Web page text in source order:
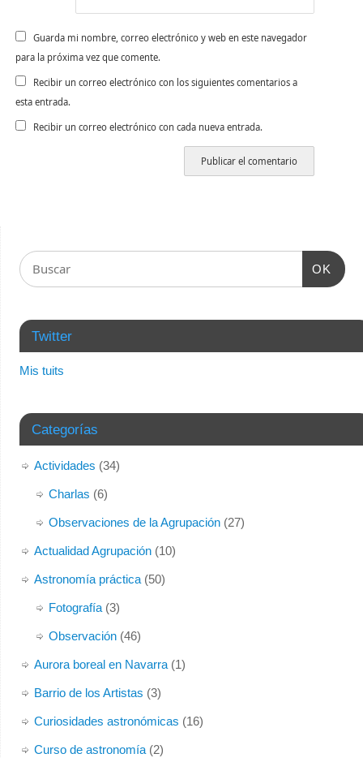
Guarda mi nombre, correo electrónico y web en este navegador
para la próxima vez que comente.
Recibir un correo electrónico con los siguientes comentarios a
esta entrada.
Recibir un correo electrónico con cada nueva entrada.
OK
Twitter
Mis tuits
Categorías
Actividades (34)
Charlas (6)
Observaciones de la Agrupación(27)
Actualidad Agrupación(10)
Astronomía práctica(50)
Fotografía(3)
Observación(46)
Aurora boreal en Navarra(1)
Barrio de los Artistas (3)
Curiosidades astronómicas (16)
Curso de astronomía(2)